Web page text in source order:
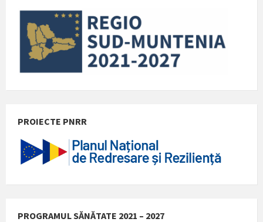
PROIECTE PNRR
PROGRAMUL SĂNĂTATE 2021 – 2027